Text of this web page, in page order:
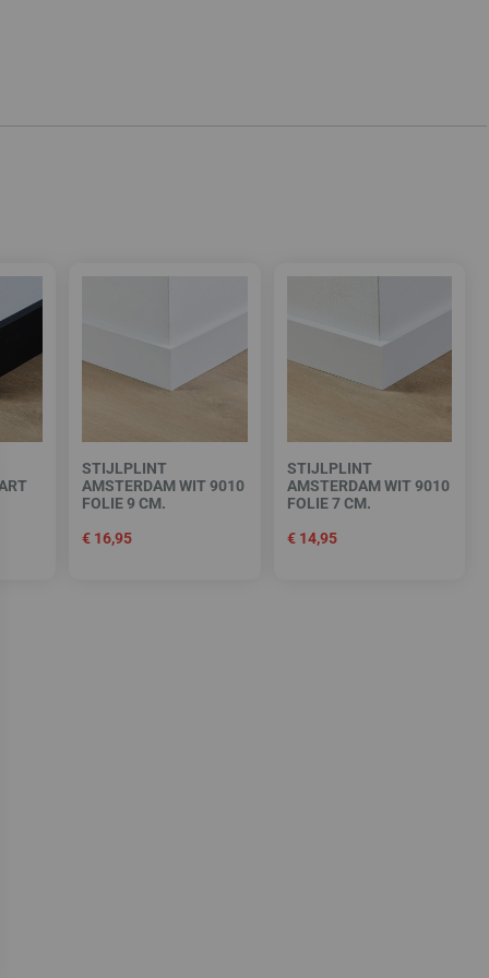
STIJLPLINT
AMSTERDAM WIT 9010
FOLIE 9 CM.
€ 16,95
STIJLPLINT
AMSTERDAM WIT 9010
FOLIE 7 CM.
€14,95